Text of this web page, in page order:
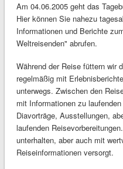
Am 04.06.2005 geht das
Hier können Sie nahezu
Informationen und Berichte
Weltreisenden" abrufen.
Während der Reise füttern wir
regelmäßig mit
unterwegs. Zwischen den
mit Informationen zu
Diavorträge, Ausstellungen,
laufenden
unterhalten, aber auch mit
Reiseinformationen versorgt.